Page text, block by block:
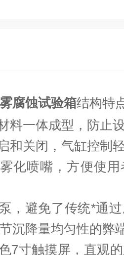
腐蚀试验箱结构特
料一体成型，防止
和关闭，气缸控制
化喷嘴，方便使
，避免了传统*通
沉降量均匀性的弊
7寸触摸屏，直观